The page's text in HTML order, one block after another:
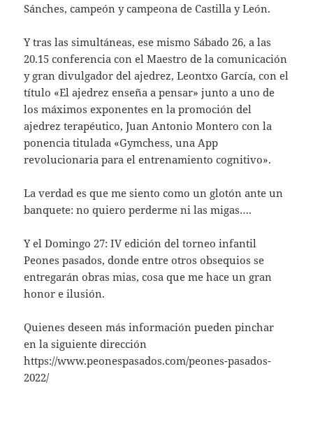
Sánches, campeón y campeona de Castilla y León.
Y tras las simultáneas, ese mismo Sábado 26, a las
20.15 conferencia con el Maestro de la comunicación
y gran divulgador del ajedrez, Leontxo García, con el
título «El ajedrez enseña a pensar» junto a uno de
los máximos exponentes en la promoción del
ajedrez terapéutico, Juan Antonio Montero con la
ponencia titulada «Gymchess, una App
revolucionaria para el entrenamiento cognitivo».
La verdad es que me siento como un glotón ante un
banquete: no quiero perderme ni las migas….
Y el Domingo 27: IV edición del torneo infantil
Peones pasados, donde entre otros obsequios se
entregarán obras mias, cosa que me hace un gran
honor e ilusión.
Quienes deseen más información pueden pinchar
en la siguiente dirección
https://www.peonespasados.com/peones-pasados-
2022/